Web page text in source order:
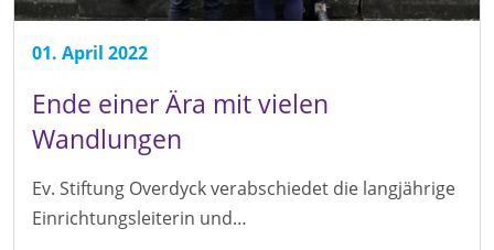
01. April 2022
Ende einer Ära mit vielen
Wandlungen
Ev. Stiftung Overdyck verabschiedet die langjährige
Einrichtungsleiterin und…